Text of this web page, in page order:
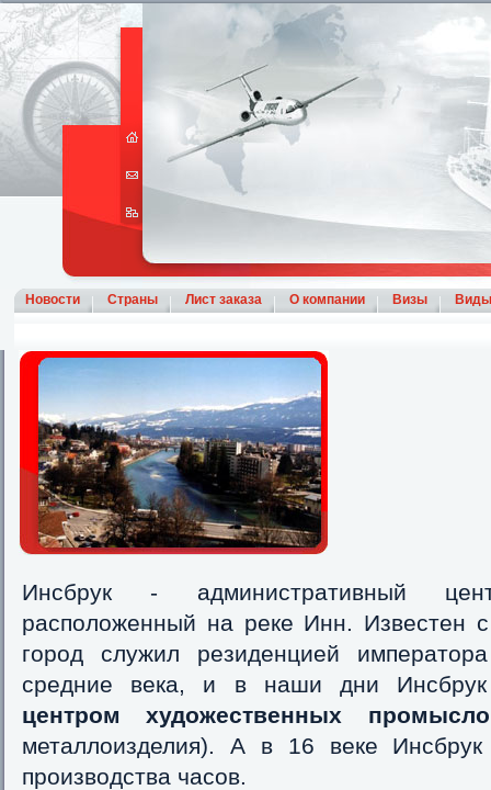
Новости Страны Лист заказа О компании Визы
Инсбрук - административный
расположенный на реке Инн. Известен
город служил резиденцией
средние века, и в наши дни Инсбрук
центром художественных
металлоизделия). А в 16 веке
производства часов.